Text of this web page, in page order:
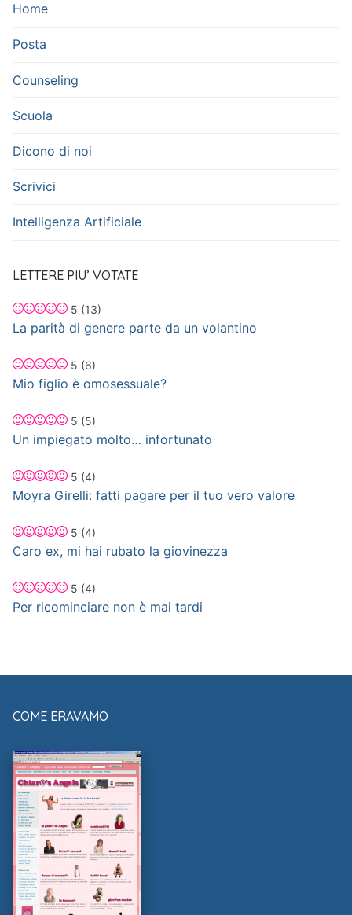
Home
Posta
Counseling
Scuola
Dicono di noi
Scrivici
Intelligenza Artificiale
LETTERE PIU’ VOTATE
5 (13)
La parità di genere parte da un volantino
5 (6)
Mio figlio è omosessuale?
5 (5)
Un impiegato molto… infortunato
5 (4)
Moyra Girelli: fatti pagare per il tuo vero valore
5 (4)
Caro ex, mi hai rubato la giovinezza
5 (4)
Per ricominciare non è mai tardi
COME ERAVAMO